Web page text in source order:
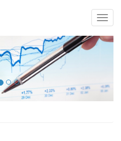
Toggle